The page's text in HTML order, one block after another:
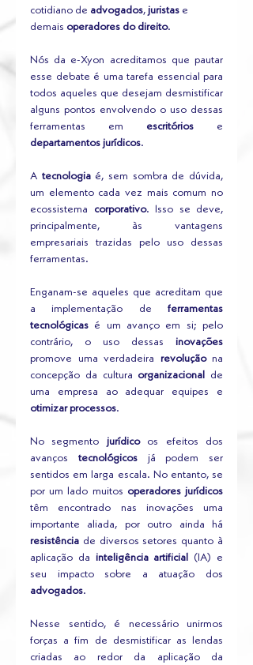
cotidiano de advogados, juristas e
demais operadores do direito.
Nós da e-Xyon acreditamos que pautar
esse debate é uma tarefa essencial para
todos aqueles que desejam desmistificar
alguns pontos envolvendo o uso dessas
ferramentas em escritórios
departamentos jurídicos.
A tecnologia é, sem sombra de dúvida,
um elemento cada vez mais comum no
ecossistema
corporativo. Isso se deve,
principalmente, às vantagens
empresariais trazidas pelo uso dessas
ferramentas.
Enganam-se aqueles que acreditam que
a implementação de ferramentas
tecnológicas é um avanço em si; pelo
contrário, o uso dessas inovações
promove uma verdadeira
revolução na
concepção da cultura organizacional
de
otimizar processos.
No segmento jurídico os efeitos dos
avanços tecnológicos já podem ser
sentidos em larga escala. No entanto, se
por um lado muitos operadores jurídicos
têm encontrado nas inovações uma
resistência de diversos setores quanto à
aplicação da inteligência artificial
(IA) e
advogados.
Nesse sentido, é necessário unirmos
forças a fim de desmistificar as lendas